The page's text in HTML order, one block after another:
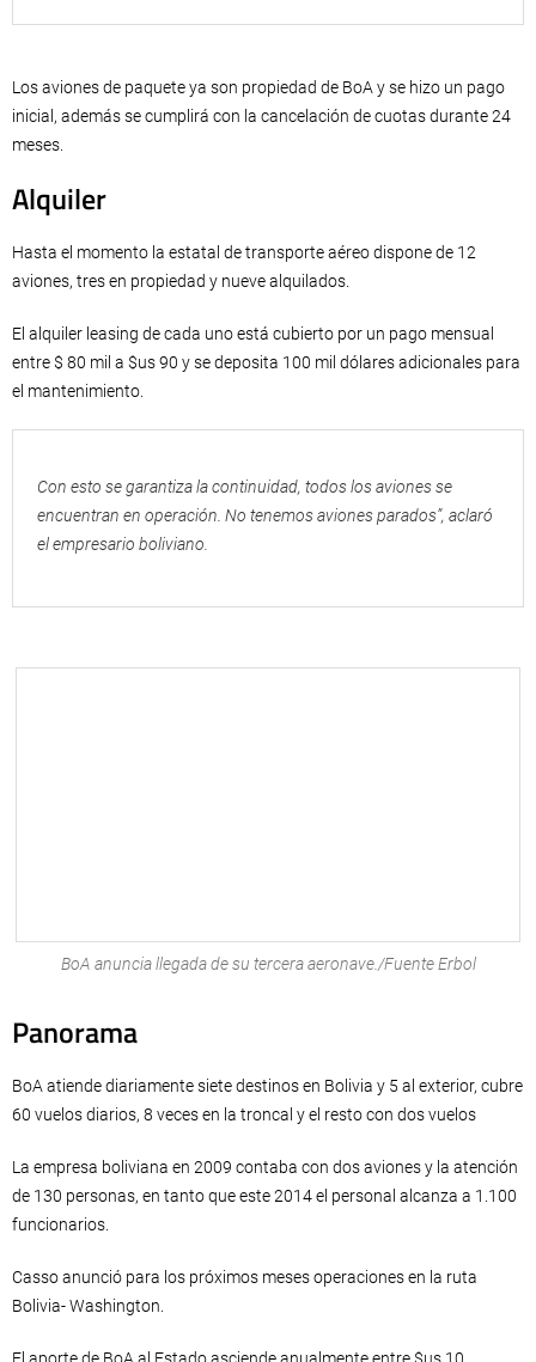
Los aviones de paquete ya son propiedad de BoA y se hizo un pago
inicial, además se cumplirá con la cancelación de cuotas durante 24
meses.
Alquiler
Hasta el momento la estatal de transporte aéreo dispone de 12
aviones, tres en propiedad y nueve alquilados.
El alquiler leasing de cada uno está cubierto por un pago mensual
entre $ 80 mil a $us 90 y se deposita 100 mil dólares adicionales para
el mantenimiento.
Con esto se garantiza la continuidad, todos los aviones se
encuentran en operación. No tenemos aviones parados”, aclaró
el empresario boliviano.
BoA anuncia llegada de su tercera aeronave./Fuente Erbol
Panorama
BoA atiende diariamente siete destinos en Bolivia y 5 al exterior, cubre
60 vuelos diarios, 8 veces en la troncal y el resto con dos vuelos
La empresa boliviana en 2009 contaba con dos aviones y la atención
de 130 personas, en tanto que este 2014 el personal alcanza a 1.100
funcionarios.
Casso anunció para los próximos meses operaciones en la ruta
Bolivia- Washington.
El aporte de BoA al Estado asciende anualmente entre $us 10